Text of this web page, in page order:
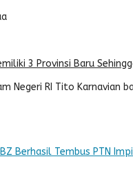
3 Provinsi Baru
Negeri RI Tito Karnavian
Berhasil Tembus PTN